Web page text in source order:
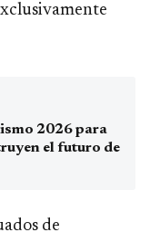
2026 para
el futuro de
de